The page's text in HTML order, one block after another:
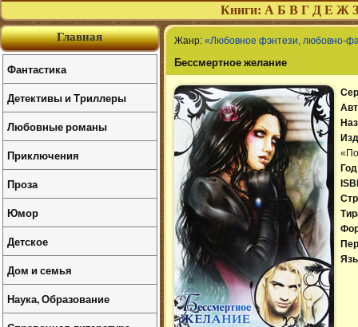
Книги: А Б В Г Д Е Ж З
Жанр: «Любовное фэнтези, любовно-
Бессмертное желание
Главная
Фантастика
Детективы и Триллеры
Любовные романы
Приключения
Проза
Юмор
Детское
Дом и семья
Наука, Образование